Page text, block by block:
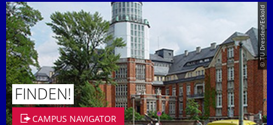
© TU Dresden/Eckold
FINDEN!
CAMPUS NAVIGATOR